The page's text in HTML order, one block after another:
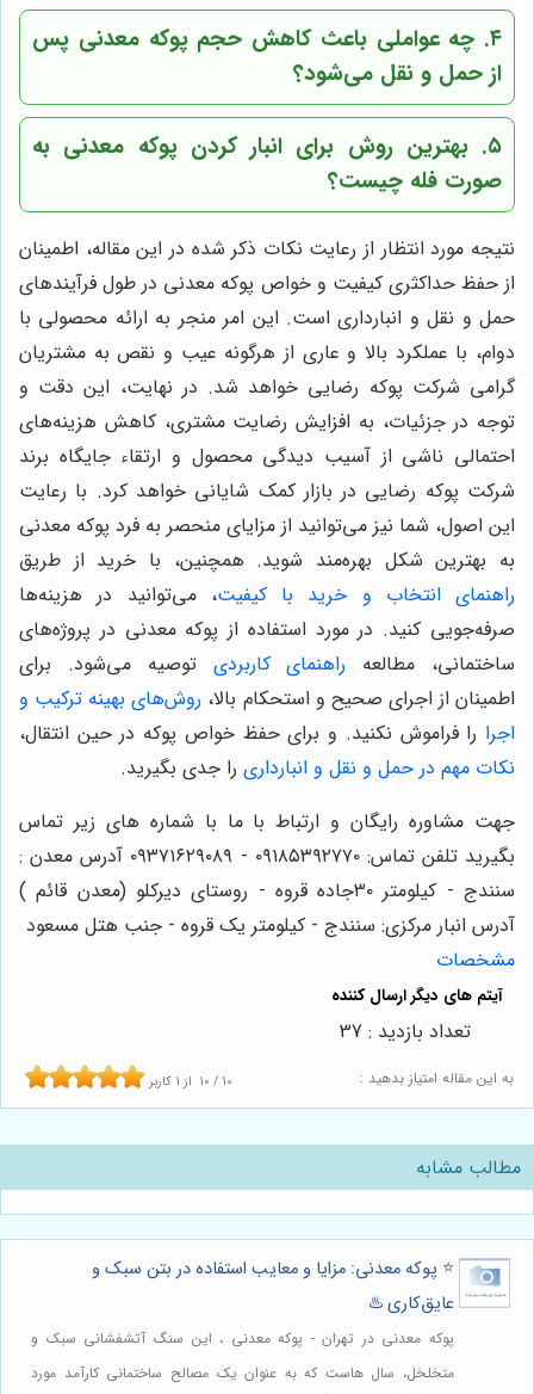
۴. چه عواملی باعث کاهش حجم پوکه معدنی پس
از حمل و نقل می‌شود؟
۵. بهترین روش برای انبار کردن پوکه معدنی به
صورت فله چیست؟
نتیجه مورد انتظار از رعایت نکات ذکر شده در این مقاله، اطمینان
از حفظ حداکثری کیفیت و خواص پوکه معدنی در طول فرآیندهای
حمل و نقل و انبارداری است. این امر منجر به ارائه محصولی با
دوام، با عملکرد بالا و عاری از هرگونه عیب و نقص به مشتریان
گرامی شرکت پوکه رضایی خواهد شد. در نهایت، این دقت و
توجه در جزئیات، به افزایش رضایت مشتری، کاهش هزینه‌های
احتمالی ناشی از آسیب دیدگی محصول و ارتقاء جایگاه برند
شرکت پوکه رضایی در بازار کمک شایانی خواهد کرد. با رعایت
این اصول، شما نیز می‌توانید از مزایای منحصر به فرد پوکه معدنی
به بهترین شکل بهره‌مند شوید. همچنین، با خرید از طریق
راهنمای انتخاب و خرید با کیفیت، می‌توانید در هزینه‌ها
صرفه‌جویی کنید. در مورد استفاده از پوکه معدنی در پروژه‌های
ساختمانی، مطالعه راهنمای کاربردی توصیه می‌شود. برای
اطمینان از اجرای صحیح و استحکام بالا، روش‌های بهینه ترکیب و
اجرا را فراموش نکنید. و برای حفظ خواص پوکه در حین انتقال،
نکات مهم در حمل و نقل و انبارداری را جدی بگیرید.
جهت مشاوره رایگان و ارتباط با ما با شماره های زیر تماس
بگیرید تلفن تماس: ۰۹۱۸۵۳۹۲۷۷۰ - ۰۹۳۷۱۶۲۹۰۸۹ آدرس معدن :
سنندج - کیلومتر ۳۰جاده قروه - روستای دیرکلو (معدن قائم )
آدرس انبار مرکزی: سنندج - کیلومتر یک قروه - جنب هتل مسعود
مشخصات
به این مقاله امتیاز بدهید : 10 / 10 از 1 کاربر
تعداد بازدید : 37
مطالب مشابه
⭐️ پوکه معدنی: مزایا و معایب استفاده در بتن سبک و
عایق‌کاری ♨️
پوکه معدنی در تهران - پوکه معدنی ، این سنگ آتشفشانی سبک و
متخلخل، سال هاست که به عنوان یک مصالح ساختمانی کارآمد مورد